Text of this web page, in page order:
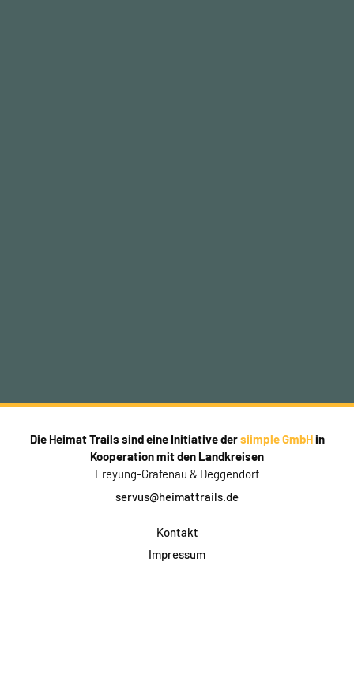
Die Heimat Trails sind eine Initiative dersiimple GmbHin
Kooperation mit den Landkreisen
Freyung-Grafenau & Deggendorf
servus@heimattrails.de
Kontakt
Impressum